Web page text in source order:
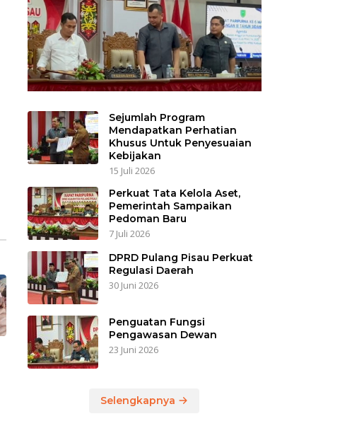
Sejumlah Program
Mendapatkan Perhatian
Khusus Untuk Penyesuaian
Kebijakan
15 Juli 2026
Perkuat Tata Kelola Aset,
Pemerintah Sampaikan
Pedoman Baru
7 Juli 2026
DPRD Pulang Pisau Perkuat
Regulasi Daerah
30 Juni 2026
Penguatan Fungsi
Pengawasan Dewan
23 Juni 2026
Selengkapnya